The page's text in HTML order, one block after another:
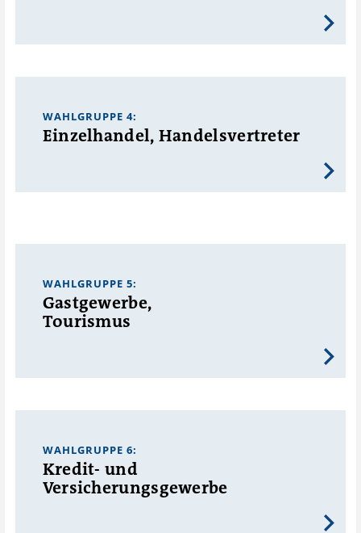
WAHLGRUPPE 4:
Einzelhandel, Handelsvertreter
WAHLGRUPPE 5:
Gastgewerbe,
Tourismus
WAHLGRUPPE 6:
Kredit- und
Versicherungsgewerbe